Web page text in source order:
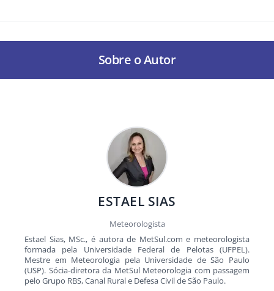
Sobre o Autor
ESTAEL SIAS
Meteorologista
Estael Sias, MSc., é autora de MetSul.com e meteorologista
formada pela Universidade Federal de Pelotas (UFPEL).
Mestre em Meteorologia pela Universidade de São Paulo
(USP). Sócia-diretora da MetSul Meteorologia com passagem
pelo Grupo RBS, Canal Rural e Defesa Civil de São Paulo.